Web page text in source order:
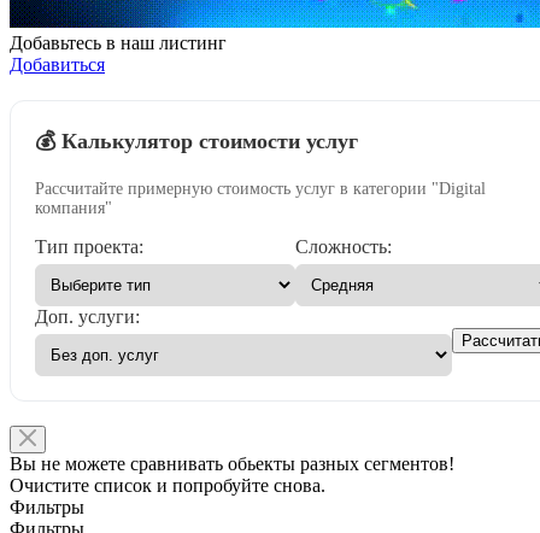
Добавьтесь в наш листинг
Добавиться
💰 Калькулятор стоимости услуг
Рассчитайте примерную стоимость услуг в категории "Digital
компания"
Тип проекта: Сложность:
Доп. услуги:
Вы не можете сравнивать обьекты разных сегментов!
Очистите список и попробуйте снова.
Фильтры
Фильтры